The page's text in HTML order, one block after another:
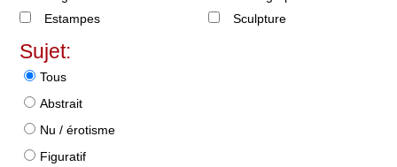
Estampes
Sculpture
Sujet:
Tous
Abstrait
Nu / érotisme
Figuratif